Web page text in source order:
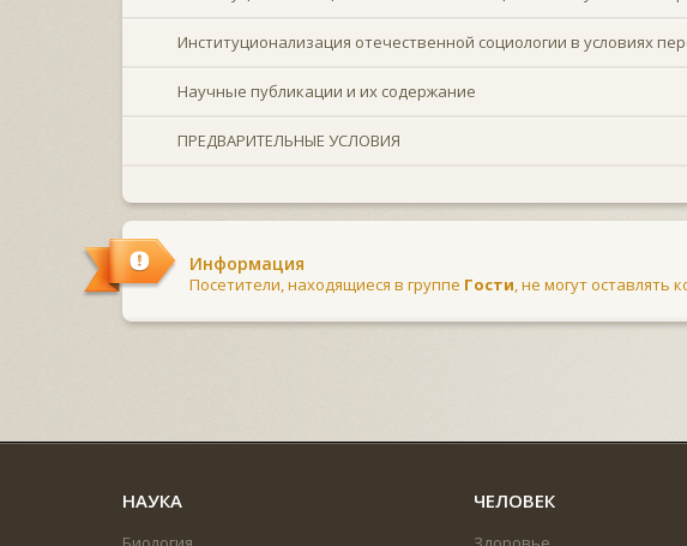
Институционализация отечественной социологии в условиях
Научные публикации и их содержание
ПРЕДВАРИТЕЛЬНЫЕ УСЛОВИЯ
Информация
Посетители, находящиеся в группе Гости, не могут оставлять
НАУКА ЧЕЛОВЕК